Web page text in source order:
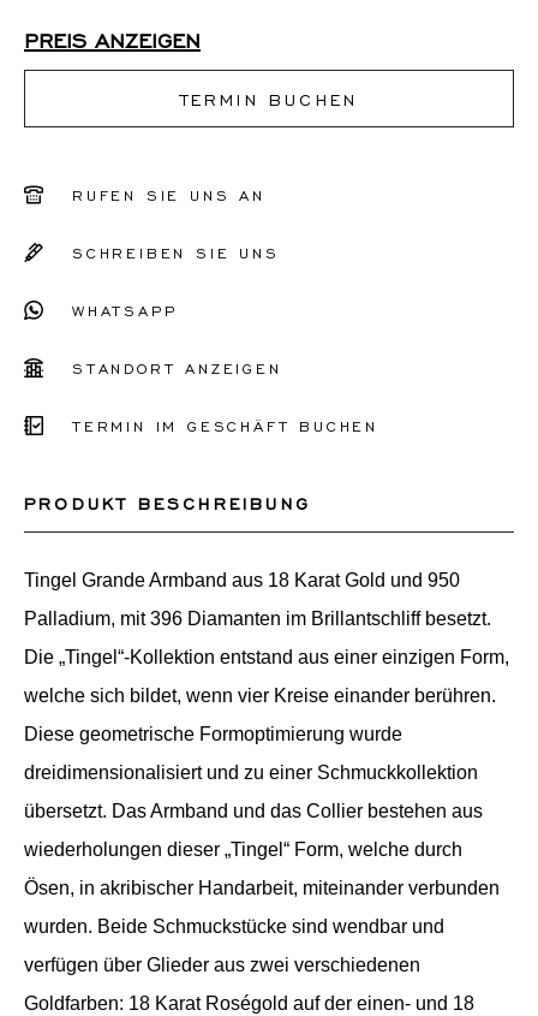
PREIS ANZEIGEN
TERMIN BUCHEN
RUFEN SIE UNS AN
SCHREIBEN SIE UNS
WHATSAPP
STANDORT ANZEIGEN
TERMIN IM GESCHÄFT BUCHEN
PRODUKT BESCHREIBUNG
Tingel Grande Armband aus 18 Karat Gold und 950
Palladium, mit 396 Diamanten im Brillantschliff besetzt.
Die „Tingel“-Kollektion entstand aus einer einzigen Form,
welche sich bildet, wenn vier Kreise einander berühren.
Diese geometrische Formoptimierung wurde
dreidimensionalisiert und zu einer Schmuckkollektion
übersetzt. Das Armband und das Collier bestehen aus
wiederholungen dieser „Tingel“ Form, welche durch
Ösen, in akribischer Handarbeit, miteinander verbunden
wurden. Beide Schmuckstücke sind wendbar und
verfügen über Glieder aus zwei verschiedenen
Goldfarben: 18 Karat Roségold auf der einen- und 18